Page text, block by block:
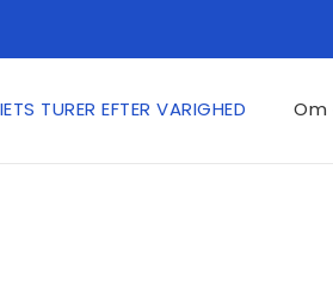
TURER EFTER VARIGHED Om